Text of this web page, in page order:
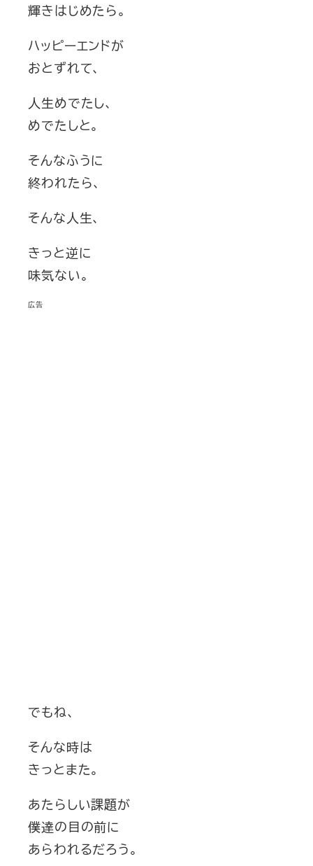
輝きはじめたら。
ハッピーエンドが
おとずれて、
人生めでたし、
めでたしと。
そんなふうに
終われたら、
そんな人生、
きっと逆に
味気ない。
広告
でもね、
そんな時は
きっとまた。
あたらしい課題が
僕達の目の前に
あらわれるだろう。